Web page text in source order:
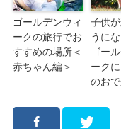
ゴールデンウィ
ークの旅行でお
すすめの場所＜
赤ちゃん編＞
子供
うに
ゴー
ーク
のお